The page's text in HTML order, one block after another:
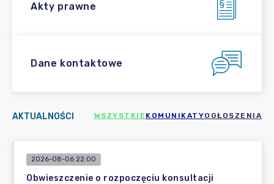
Akty prawne
Dane kontaktowe
AKTUALNOŚCI WSZYSTKIE KOMUNIKATYOGŁOSZENIA
2026-08-06 22:00
Obwieszczenie o rozpoczęciu konsultacji